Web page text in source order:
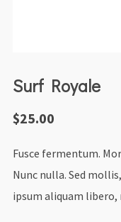
Surf Royale
$25.00
Fusce fermentum.
Nunc nulla. Sed
ipsum aliquam libero,